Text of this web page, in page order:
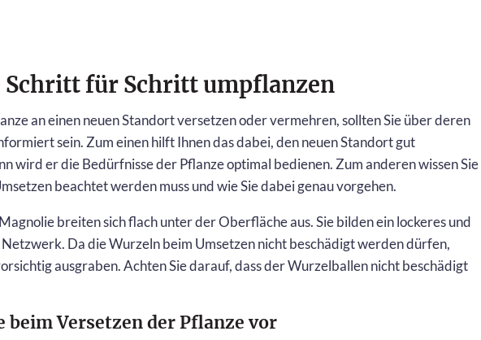
Schritt für Schritt umpflanzen
an einen neuen Standort versetzen oder vermehren, sollten Sie über deren
sein. Zum einen hilft Ihnen das dabei, den neuen Standort gut
wird er die Bedürfnisse der Pflanze optimal bedienen. Zum anderen wissen Sie
beachtet werden muss und wie Sie dabei genau vorgehen.
breiten sich flach unter der Oberfläche aus. Sie bilden ein lockeres und
Da die Wurzeln beim Umsetzen nicht beschädigt werden dürfen,
ausgraben. Achten Sie darauf, dass der Wurzelballen nicht beschädigt
beim Versetzen der Pflanze vor